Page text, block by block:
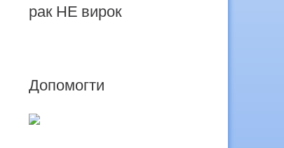
рак НЕ вирок
Допомогти